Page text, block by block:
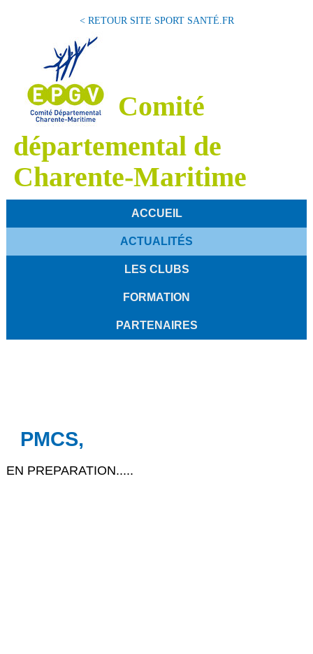
< RETOUR SITE SPORT SANTÉ.FR
Comité
départemental de
Charente-Maritime
ACCUEIL
ACTUALITÉS
LES CLUBS
FORMATION
PARTENAIRES
PMCS,
EN PREPARATION.....